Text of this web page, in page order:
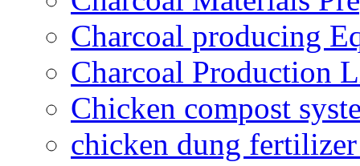
Charcoal producing
Charcoal Production
Chicken compost
chicken dung